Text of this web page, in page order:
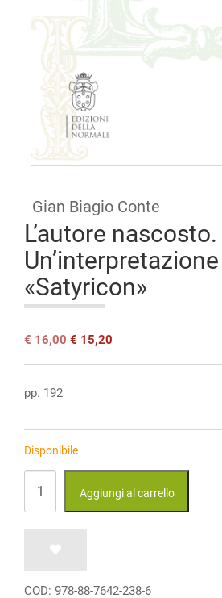
access
Gian Biagio Conte
L’autore nascosto.
Un’interpretazione
«Satyricon»
Il
originale
€ 16,00.
€ 16,00 Il
attuale
€ 15,20
pp. 192
Disponibile
Un’interpretazione
Aggiungi al carrello
COD: 978-88-7642-238-6